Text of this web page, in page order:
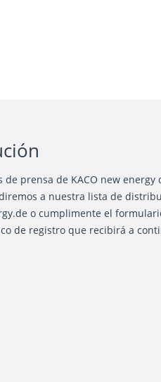
prensa de KACO new energy
a nuestra lista de
o cumplimente el
de registro que recibirá a